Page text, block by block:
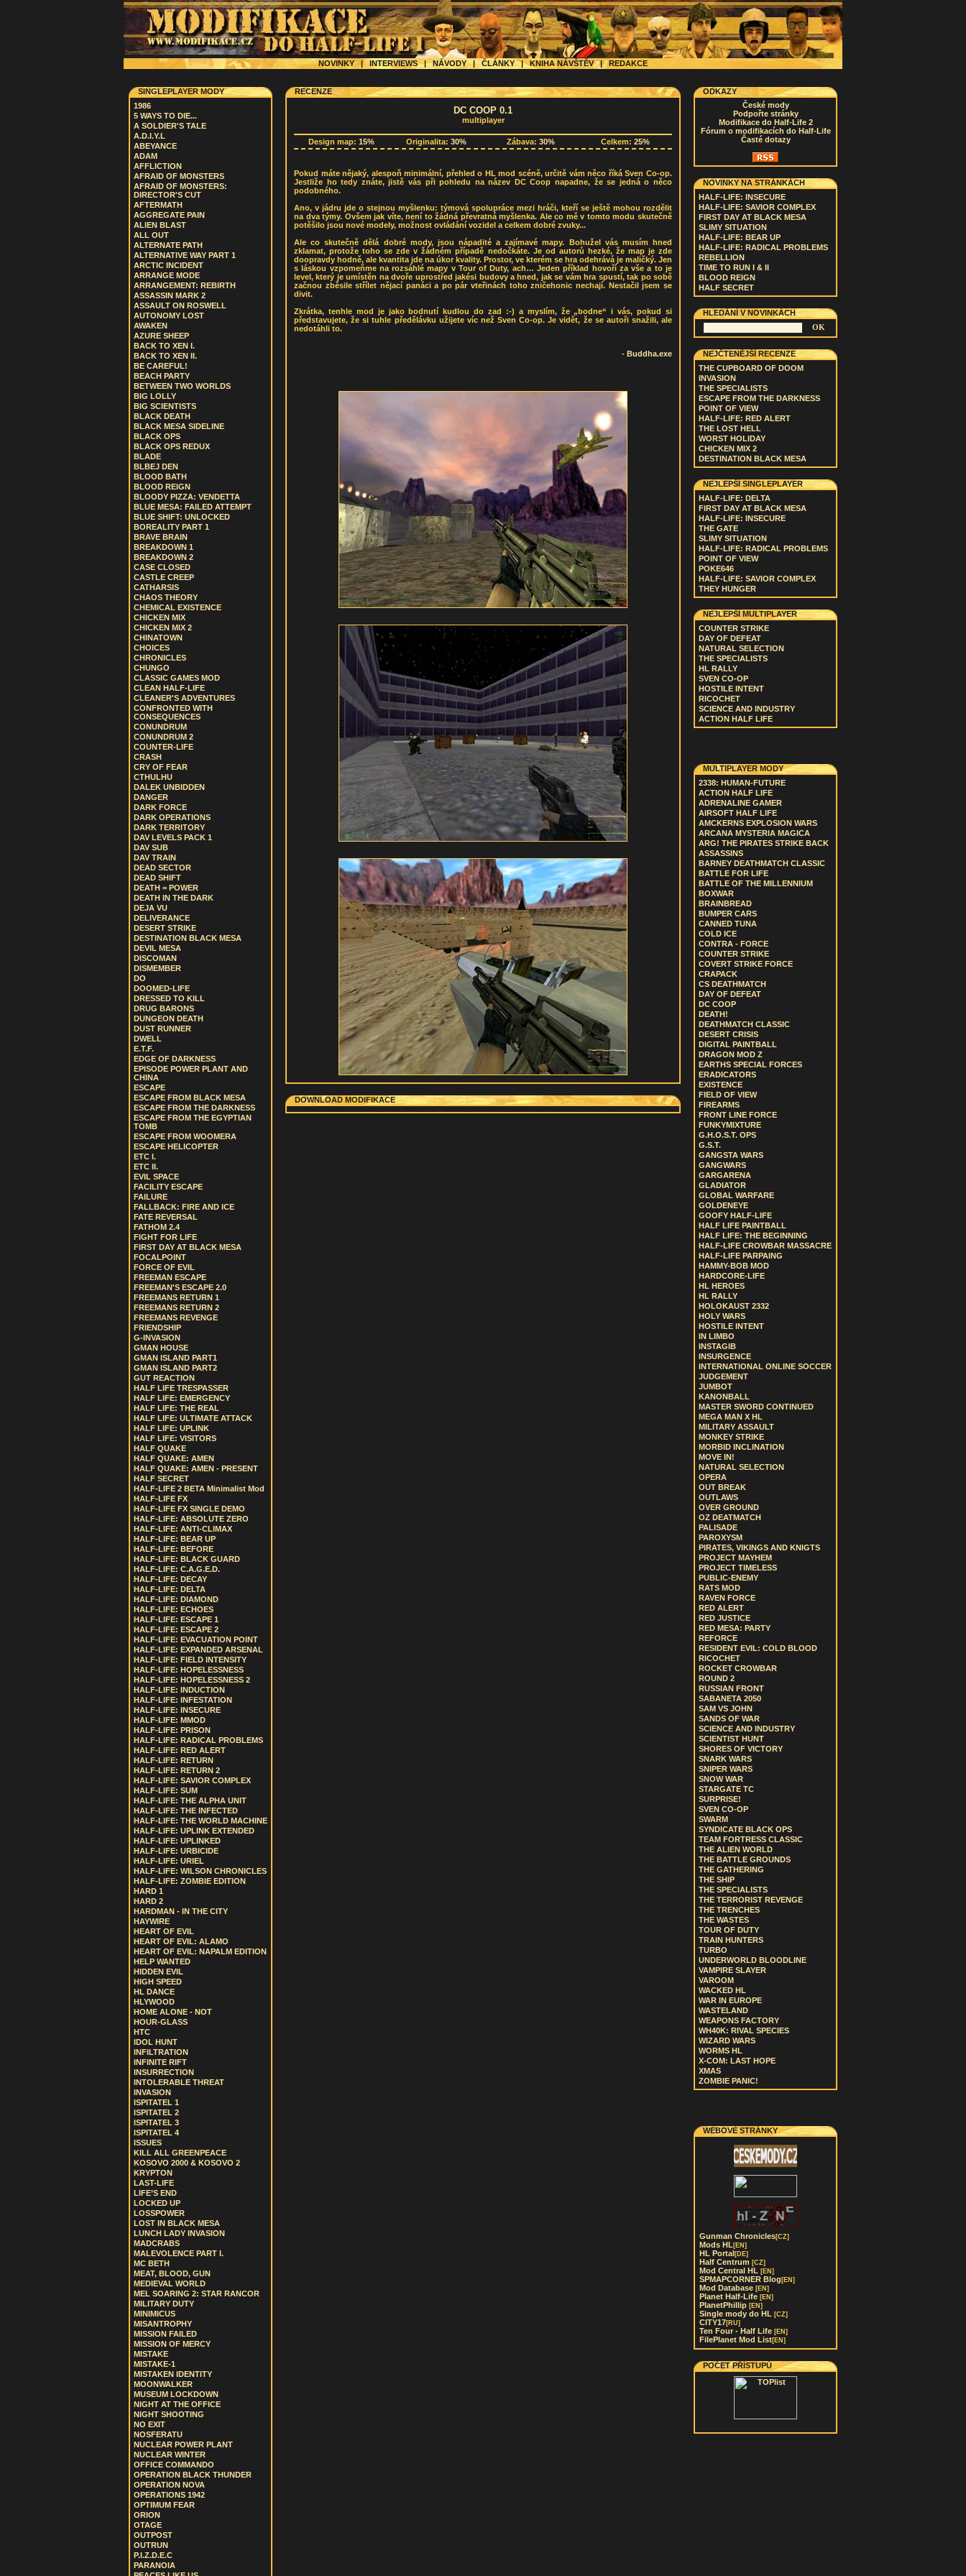
NOVINKY | INTERVIEWS|NÁVODY|ČLÁNKY|KNIHA NÁVŠTĚV|REDAKCE
SINGLEPLAYER MODY
1986
5 WAYS TO DIE...
A SOLDIER'S TALE
A.D.I.Y.L
ABEYANCE
ADAM
AFFLICTION
AFRAID OF MONSTERS
AFRAID OF MONSTERS:
DIRECTOR'S CUT
AFTERMATH
AGGREGATE PAIN
ALIEN BLAST
ALL OUT
ALTERNATE PATH
ALTERNATIVE WAY PART 1
ARCTIC INCIDENT
ARRANGE MODE
ARRANGEMENT: REBIRTH
ASSASSIN MARK 2
ASSAULT ON ROSWELL
AUTONOMY LOST
AWAKEN
AZURE SHEEP
BACK TO XEN I.
BACK TO XEN II.
BE CAREFUL!
BEACH PARTY
BETWEEN TWO WORLDS
BIG LOLLY
BIG SCIENTISTS
BLACK DEATH
BLACK MESA SIDELINE
BLACK OPS
BLACK OPS REDUX
BLADE
BLBEJ DEN
BLOOD BATH
BLOOD REIGN
BLOODY PIZZA: VENDETTA
BLUE MESA: FAILED ATTEMPT
BLUE SHIFT: UNLOCKED
BOREALITY PART 1
BRAVE BRAIN
BREAKDOWN 1
BREAKDOWN 2
CASE CLOSED
CASTLE CREEP
CATHARSIS
CHAOS THEORY
CHEMICAL EXISTENCE
CHICKEN MIX
CHICKEN MIX 2
CHINATOWN
CHOICES
CHRONICLES
CHUNGO
CLASSIC GAMES MOD
CLEAN HALF-LIFE
CLEANER'S ADVENTURES
CONFRONTED WITH
CONSEQUENCES
CONUNDRUM
CONUNDRUM 2
COUNTER-LIFE
CRASH
CRY OF FEAR
CTHULHU
DALEK UNBIDDEN
DANGER
DARK FORCE
DARK OPERATIONS
DARK TERRITORY
DAV LEVELS PACK 1
DAV SUB
DAV TRAIN
DEAD SECTOR
DEAD SHIFT
DEATH = POWER
DEATH IN THE DARK
DEJA VU
DELIVERANCE
DESERT STRIKE
DESTINATION BLACK MESA
DEVIL MESA
DISCOMAN
DISMEMBER
DO
DOOMED-LIFE
DRESSED TO KILL
DRUG BARONS
DUNGEON DEATH
DUST RUNNER
DWELL
E.T.F.
EDGE OF DARKNESS
EPISODE POWER PLANT AND
CHINA
ESCAPE
ESCAPE FROM BLACK MESA
ESCAPE FROM THE DARKNESS
ESCAPE FROM THE EGYPTIAN
TOMB
ESCAPE FROM WOOMERA
ESCAPE HELICOPTER
ETC I.
ETC II.
EVIL SPACE
FACILITY ESCAPE
FAILURE
FALLBACK: FIRE AND ICE
FATE REVERSAL
FATHOM 2.4
FIGHT FOR LIFE
FIRST DAY AT BLACK MESA
FOCALPOINT
FORCE OF EVIL
FREEMAN ESCAPE
FREEMAN'S ESCAPE 2.0
FREEMANS RETURN 1
FREEMANS RETURN 2
FREEMANS REVENGE
FRIENDSHIP
G-INVASION
GMAN HOUSE
GMAN ISLAND PART1
GMAN ISLAND PART2
GUT REACTION
HALF LIFE TRESPASSER
HALF LIFE: EMERGENCY
HALF LIFE: THE REAL
HALF LIFE: ULTIMATE ATTACK
HALF LIFE: UPLINK
HALF LIFE: VISITORS
HALF QUAKE
HALF QUAKE: AMEN
HALF QUAKE: AMEN - PRESENT
HALF SECRET
HALF-LIFE 2 BETA Minimalist Mod
HALF-LIFE FX
HALF-LIFE FX SINGLE DEMO
HALF-LIFE: ABSOLUTE ZERO
HALF-LIFE: ANTI-CLIMAX
HALF-LIFE: BEAR UP
HALF-LIFE: BEFORE
HALF-LIFE: BLACK GUARD
HALF-LIFE: C.A.G.E.D.
HALF-LIFE: DECAY
HALF-LIFE: DELTA
HALF-LIFE: DIAMOND
HALF-LIFE: ECHOES
HALF-LIFE: ESCAPE 1
HALF-LIFE: ESCAPE 2
HALF-LIFE: EVACUATION POINT
HALF-LIFE: EXPANDED ARSENAL
HALF-LIFE: FIELD INTENSITY
HALF-LIFE: HOPELESSNESS
HALF-LIFE: HOPELESSNESS 2
HALF-LIFE: INDUCTION
HALF-LIFE: INFESTATION
HALF-LIFE: INSECURE
HALF-LIFE: MMOD
HALF-LIFE: PRISON
HALF-LIFE: RADICAL PROBLEMS
HALF-LIFE: RED ALERT
HALF-LIFE: RETURN
HALF-LIFE: RETURN 2
HALF-LIFE: SAVIOR COMPLEX
HALF-LIFE: SUM
HALF-LIFE: THE ALPHA UNIT
HALF-LIFE: THE INFECTED
HALF-LIFE: THE WORLD MACHINE
HALF-LIFE: UPLINK EXTENDED
HALF-LIFE: UPLINKED
HALF-LIFE: URBICIDE
HALF-LIFE: URIEL
HALF-LIFE: WILSON CHRONICLES
HALF-LIFE: ZOMBIE EDITION
HARD 1
HARD 2
HARDMAN - IN THE CITY
HAYWIRE
HEART OF EVIL
HEART OF EVIL: ALAMO
HEART OF EVIL: NAPALM EDITION
HELP WANTED
HIDDEN EVIL
HIGH SPEED
HL DANCE
HLYWOOD
HOME ALONE - NOT
HOUR-GLASS
HTC
IDOL HUNT
INFILTRATION
INFINITE RIFT
INSURRECTION
INTOLERABLE THREAT
INVASION
ISPITATEL 1
ISPITATEL 2
ISPITATEL 3
ISPITATEL 4
ISSUES
KILL ALL GREENPEACE
KOSOVO 2000 & KOSOVO 2
KRYPTON
LAST-LIFE
LIFE’S END
LOCKED UP
LOSSPOWER
LOST IN BLACK MESA
LUNCH LADY INVASION
MADCRABS
MALEVOLENCE PART I.
MC BETH
MEAT, BLOOD, GUN
MEDIEVAL WORLD
MEL SOARING 2: STAR RANCOR
MILITARY DUTY
MINIMICUS
MISANTROPHY
MISSION FAILED
MISSION OF MERCY
MISTAKE
MISTAKE-1
MISTAKEN IDENTITY
MOONWALKER
MUSEUM LOCKDOWN
NIGHT AT THE OFFICE
NIGHT SHOOTING
NO EXIT
NOSFERATU
NUCLEAR POWER PLANT
NUCLEAR WINTER
OFFICE COMMANDO
OPERATION BLACK THUNDER
OPERATION NOVA
OPERATIONS 1942
OPTIMUM FEAR
ORION
OTAGE
OUTPOST
OUTRUN
P.I.Z.D.E.C
PARANOIA
RECENZE
DC COOP 0.1
multiplayer
Design map: 15% Originalita: 30% Zábava: 30% Celkem: 25%
Pokud máte nějaký, alespoň minimální, přehled o HL mod scéně, určitě vám něco říká Sven Co-op.
Jestliže ho tedy znáte, jistě vás při pohledu na název DC Coop napadne, že se jedná o něco
podobného.
Ano, v jádru jde o stejnou myšlenku: týmová spolupráce mezi hráči, kteří se ještě mohou rozdělit
na dva týmy. Ovšem jak víte, není to žádná převratná myšlenka. Ale co mě v tomto modu skutečně
potěšilo jsou nové modely, možnost ovládání vozidel a celkem dobré zvuky...
Ale co skutečně dělá dobré mody, jsou nápadité a zajímavé mapy. Bohužel vás musím hned
zklamat, protože toho se zde v žádném případě nedočkáte. Je od autorů hezké, že map je zde
doopravdy hodně, ale kvantita jde na úkor kvality. Prostor, ve kterém se hra odehrává je maličký. Jen
s láskou vzpomeňme na rozsáhlé mapy v Tour of Duty, ach… Jeden příklad hovoří za vše a to je
level, který je umístěn na dvoře uprostřed jakési budovy a hned, jak se vám hra spustí, tak po sobě
začnou zběsile střílet nějací panáci a po pár vteřinách toho zničehonic nechají. Nestačil jsem se
divit.
Zkrátka, tenhle mod je jako bodnutí kudlou do zad :-) a myslím, že „bodne“ i vás, pokud si
představujete, že si tuhle předělávku užijete víc než Sven Co-op. Je vidět, že se autoři snažili, ale
nedotáhli to.
- Buddha.exe
DOWNLOAD MODIFIKACE
ODKAZY
České mody
Podpořte stránky
Modifikace do Half-Life 2
Fórum o modifikacích do Half-Life
Časté dotazy
NOVINKY NA STRÁNKÁCH
HALF-LIFE: INSECURE
HALF-LIFE: SAVIOR COMPLEX
FIRST DAY AT BLACK MESA
SLIMY SITUATION
HALF-LIFE: BEAR UP
HALF-LIFE: RADICAL PROBLEMS
REBELLION
TIME TO RUN I & II
BLOOD REIGN
HALF SECRET
HLEDÁNÍ V NOVINKÁCH
NEJČTENĚJŠÍ RECENZE
THE CUPBOARD OF DOOM
INVASION
THE SPECIALISTS
ESCAPE FROM THE DARKNESS
POINT OF VIEW
HALF-LIFE: RED ALERT
THE LOST HELL
WORST HOLIDAY
CHICKEN MIX 2
DESTINATION BLACK MESA
NEJLEPŠÍ SINGLEPLAYER
HALF-LIFE: DELTA
FIRST DAY AT BLACK MESA
HALF-LIFE: INSECURE
THE GATE
SLIMY SITUATION
HALF-LIFE: RADICAL PROBLEMS
POINT OF VIEW
POKE646
HALF-LIFE: SAVIOR COMPLEX
THEY HUNGER
NEJLEPŠÍ MULTIPLAYER
COUNTER STRIKE
DAY OF DEFEAT
NATURAL SELECTION
THE SPECIALISTS
HL RALLY
SVEN CO-OP
HOSTILE INTENT
RICOCHET
SCIENCE AND INDUSTRY
ACTION HALF LIFE
MULTIPLAYER MODY
2338: HUMAN-FUTURE
ACTION HALF LIFE
ADRENALINE GAMER
AIRSOFT HALF LIFE
AMCKERNS EXPLOSION WARS
ARCANA MYSTERIA MAGICA
ARG! THE PIRATES STRIKE BACK
ASSASSINS
BARNEY DEATHMATCH CLASSIC
BATTLE FOR LIFE
BATTLE OF THE MILLENNIUM
BOXWAR
BRAINBREAD
BUMPER CARS
CANNED TUNA
COLD ICE
CONTRA - FORCE
COUNTER STRIKE
COVERT STRIKE FORCE
CRAPACK
CS DEATHMATCH
DAY OF DEFEAT
DC COOP
DEATH!
DEATHMATCH CLASSIC
DESERT CRISIS
DIGITAL PAINTBALL
DRAGON MOD Z
EARTHS SPECIAL FORCES
ERADICATORS
EXISTENCE
FIELD OF VIEW
FIREARMS
FRONT LINE FORCE
FUNKYMIXTURE
G.H.O.S.T. OPS
G.S.T.
GANGSTA WARS
GANGWARS
GARGARENA
GLADIATOR
GLOBAL WARFARE
GOLDENEYE
GOOFY HALF-LIFE
HALF LIFE PAINTBALL
HALF LIFE: THE BEGINNING
HALF-LIFE CROWBAR MASSACRE
HALF-LIFE PARPAING
HAMMY-BOB MOD
HARDCORE-LIFE
HL HEROES
HL RALLY
HOLOKAUST 2332
HOLY WARS
HOSTILE INTENT
IN LIMBO
INSTAGIB
INSURGENCE
INTERNATIONAL ONLINE SOCCER
JUDGEMENT
JUMBOT
KANONBALL
MASTER SWORD CONTINUED
MEGA MAN X HL
MILITARY ASSAULT
MONKEY STRIKE
MORBID INCLINATION
MOVE IN!
NATURAL SELECTION
OPERA
OUT BREAK
OUTLAWS
OVER GROUND
OZ DEATMATCH
PALISADE
PAROXYSM
PIRATES, VIKINGS AND KNIGTS
PROJECT MAYHEM
PROJECT TIMELESS
PUBLIC-ENEMY
RATS MOD
RAVEN FORCE
RED ALERT
RED JUSTICE
RED MESA: PARTY
REFORCE
RESIDENT EVIL: COLD BLOOD
RICOCHET
ROCKET CROWBAR
ROUND 2
RUSSIAN FRONT
SABANETA 2050
SAM VS JOHN
SANDS OF WAR
SCIENCE AND INDUSTRY
SCIENTIST HUNT
SHORES OF VICTORY
SNARK WARS
SNIPER WARS
SNOW WAR
STARGATE TC
SURPRISE!
SVEN CO-OP
SWARM
SYNDICATE BLACK OPS
TEAM FORTRESS CLASSIC
THE ALIEN WORLD
THE BATTLE GROUNDS
THE GATHERING
THE SHIP
THE SPECIALISTS
THE TERRORIST REVENGE
THE TRENCHES
THE WASTES
TOUR OF DUTY
TRAIN HUNTERS
TURBO
UNDERWORLD BLOODLINE
VAMPIRE SLAYER
VAROOM
WACKED HL
WAR IN EUROPE
WASTELAND
WEAPONS FACTORY
WH40K: RIVAL SPECIES
WIZARD WARS
WORMS HL
X-COM: LAST HOPE
XMAS
ZOMBIE PANIC!
WEBOVÉ STRÁNKY
Gunman Chronicles[CZ]
Mods HL [EN]
HL Portal[DE]
Half Centrum [CZ]
Mod Central HL [EN]
SPMAPCORNER Blog [EN]
Mod Database [EN]
Planet Half-Life [EN]
PlanetPhillip [EN]
Single mody do HL [CZ]
CITY17[RU]
Ten Four - Half Life [EN]
FilePlanet Mod List[EN]
POČET PŘÍSTUPŮ